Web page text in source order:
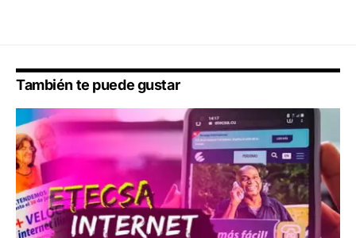
También te puede gustar